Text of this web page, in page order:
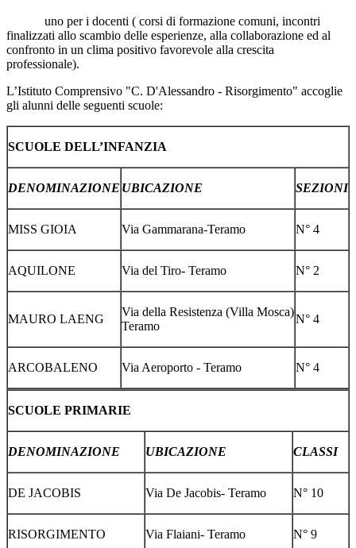
uno per i docenti ( corsi di formazione comuni, incontri
finalizzati allo scambio delle esperienze, alla collaborazione ed al
confronto in un clima positivo favorevole alla crescita
professionale).
L’Istituto Comprensivo "C. D'Alessandro - Risorgimento" accoglie
gli alunni delle seguenti scuole:
SCUOLE DELL’INFANZIA
DENOMINAZIONE UBICAZIONE SEZIONI
MISS GIOIA Via Gammarana-Teramo N° 4
AQUILONE Via del Tiro- Teramo N° 2
MAURO LAENG
Via della Resistenza (Villa Mosca)
Teramo
N° 4
ARCOBALENO Via Aeroporto - Teramo N° 4
SCUOLE PRIMARIE
DENOMINAZIONE UBICAZIONE CLASSI
DE JACOBIS Via De Jacobis- Teramo N° 10
RISORGIMENTO Via Flaiani- Teramo N° 9